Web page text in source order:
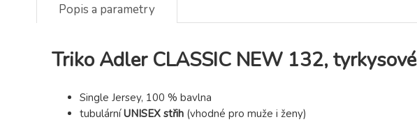
Popis a parametry
Triko Adler CLASSIC NEW 132, tyrkysové
Single Jersey, 100 % bavlna
tubulárníUNISEX střih (vhodné pro muže i ženy)